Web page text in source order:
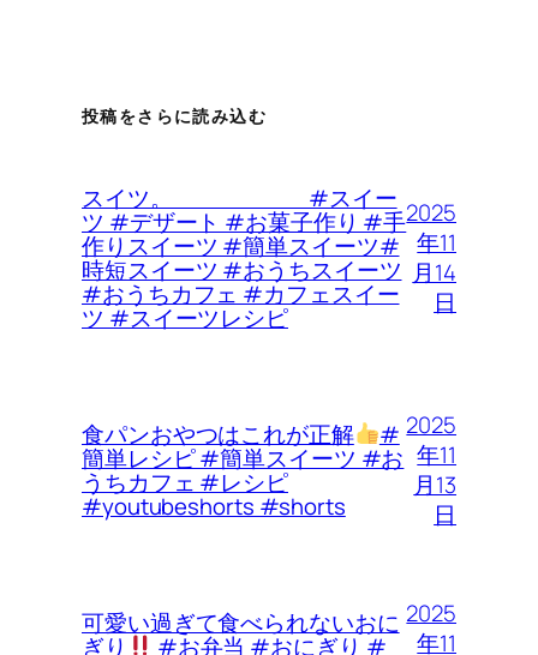
投稿をさらに読み込む
スイツ。 #スイー
ツ #デザート #お菓子作り #手
作りスイーツ #簡単スイーツ#
時短スイーツ #おうちスイーツ
#おうちカフェ #カフェスイー
ツ #スイーツレシピ
2025
年11
月14
日
食パンおやつはこれが正解 #
簡単レシピ #簡単スイーツ #お
うちカフェ #レシピ
#youtubeshorts #shorts
2025
年11
月13
日
可愛い過ぎて食べられないおに
ぎり #お弁当 #おにぎり #
2025
年11